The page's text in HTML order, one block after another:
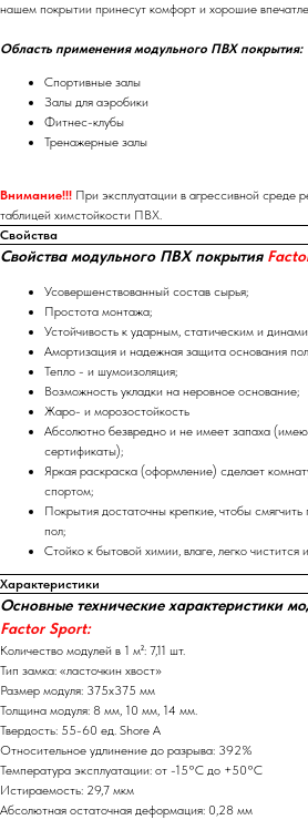
нашем покрытии принесут комфорт и хорошие
Область применения модульного ПВХ покрытия:
Спортивные залы
Залы для аэробики
Фитнес-клубы
Тренажерные залы
Внимание!!! При эксплуатации в агрессивной среде
таблицей химстойкости ПВХ.
Свойства
Свойства модульного ПВХ покрытия
Усовершенствованный состав сырья;
Простота монтажа;
Устойчивость к ударным, статическим и
Амортизация и надежная защита основания
Тепло - и шумоизоляция;
Возможность укладки на неровное основание;
Жаро- и морозостойкость
Абсолютно безвредно и не имеет запаха
сертификаты);
Яркая раскраска (оформление) сделает
спортом;
Покрытия достаточны крепкие, чтобы
пол;
Стойко к бытовой химии, влаге, легко чистится
Характеристики
Основные технические характеристики
Factor Sport:
Количество модулей в 1 м²: 7,11 шт.
Тип замка: «ласточкин хвост»
Размер модуля: 375х375 мм
Толщина модуля: 8 мм, 10 мм, 14 мм.
Твердость: 55-60 ед. Shore A
Относительное удлинение до разрыва: 392%
Температура эксплуатации: от -15°С до +50°С
Истираемость: 29,7 мкм
Абсолютная остаточная деформация: 0,28 мм